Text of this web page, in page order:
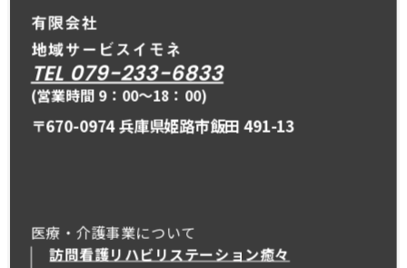
TEL 079-233-6833
(営業時間 9：00〜18：00)
〒670-0974 兵庫県姫路市飯田 491-13
医療・介護事業について
訪問看護リハビリステーション癒々